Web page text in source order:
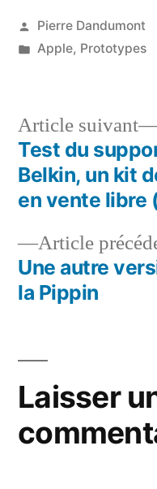
Publié
par
Pierre Dandumont
Publié
Apple, Prototypes
Navigation
de
l’article
Article
Une autre
la Pippin
Article suivant
Test du
Belkin, un kit
en vente libre
Laisser